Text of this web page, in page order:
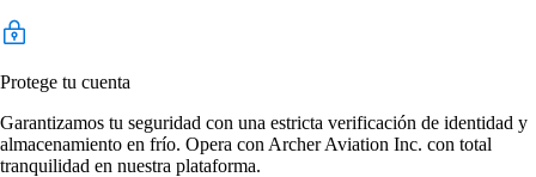
Protege tu cuenta
Garantizamos tu seguridad con una estricta verificación de identidad y
almacenamiento en frío. Opera con Archer Aviation Inc. con total
tranquilidad en nuestra plataforma.